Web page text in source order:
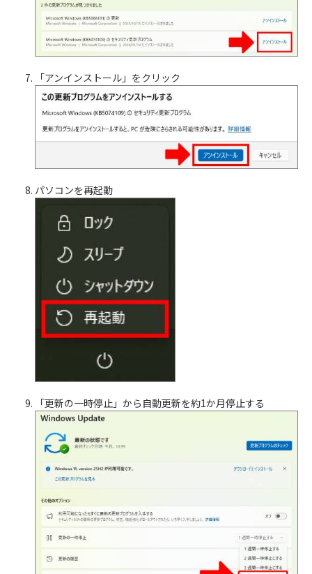
「アンインストール」をクリック
パソコンを再起動
「更新の一時停止」から自動更新を約1か月停止する